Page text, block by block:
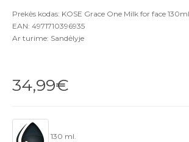
Prekės kodas: KOSE Grace One Milk for face
EAN: 4971710396935
Ar turime: Sandėlyje
34,99€
130 ml.